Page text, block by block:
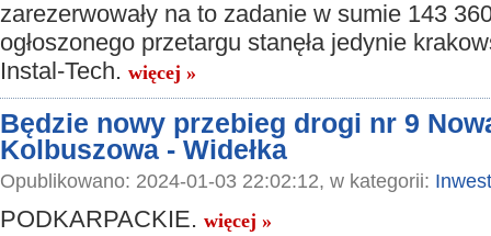
zarezerwowały na to zadanie w sumie 143
ogłoszonego przetargu stanęła jedynie
Instal-Tech. więcej »
Będzie nowy przebieg drogi nr 9
Kolbuszowa - Widełka
Opublikowano: 2024-01-03 22:02:12, w kategorii:
PODKARPACKIE. więcej »